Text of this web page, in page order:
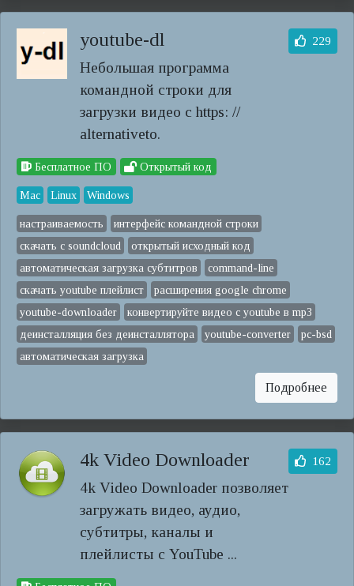
youtube-dl
Небольшая программа
командной строки для
загрузки видео с https: //
alternativeto.
229
Бесплатное ПО Открытый код
Mac Linux Windows
настраиваемость
интерфейс командной строки
скачать с soundcloud
открытый исходный код
автоматическая загрузка субтитров
command-line
скачать youtube плейлист
расширения google chrome
youtube-downloader
конвертируйте видео с youtube в mp3
деинсталляция без деинсталлятора
youtube-converter
pc-bsd
автоматическая загрузка
Подробнее
4k Video Downloader
4k Video Downloader позволяет
загружать видео, аудио,
субтитры, каналы и
плейлисты с YouTube ...
162